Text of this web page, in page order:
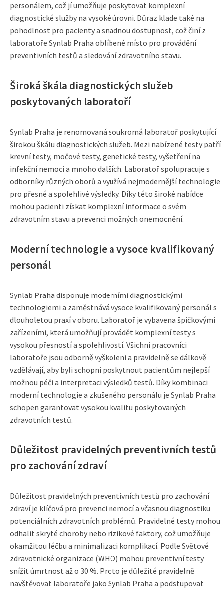
personálem, což jí umožňuje poskytovat komplexní
diagnostické služby na vysoké úrovni. Důraz klade také na
pohodlnost pro pacienty a snadnou dostupnost, což činí z
laboratoře Synlab Praha oblíbené místo pro provádění
preventivních testů a sledování zdravotního stavu.
Široká škála diagnostických služeb
poskytovaných laboratoří
Synlab Praha je renomovaná soukromá laboratoř poskytující
širokou škálu diagnostických služeb. Mezi nabízené testy patří
krevní testy, močové testy, genetické testy, vyšetření na
infekční nemoci a mnoho dalších. Laboratoř spolupracuje s
odborníky různých oborů a využívá nejmodernější technologie
pro přesné a spolehlivé výsledky. Díky této široké nabídce
mohou pacienti získat komplexní informace o svém
zdravotním stavu a prevenci možných onemocnění.
Moderní technologie a vysoce kvalifikovaný
personál
Synlab Praha disponuje moderními diagnostickými
technologiemi a zaměstnává vysoce kvalifikovaný personál s
dlouholetou praxí v oboru. Laboratoř je vybavena špičkovými
zařízeními, která umožňují provádět komplexní testy s
vysokou přesností a spolehlivostí. Všichni pracovníci
laboratoře jsou odborně vyškoleni a pravidelně se dálkově
vzdělávají, aby byli schopni poskytnout pacientům nejlepší
možnou péči a interpretaci výsledků testů. Díky kombinaci
moderní technologie a zkušeného personálu je Synlab Praha
schopen garantovat vysokou kvalitu poskytovaných
zdravotních testů.
Důležitost pravidelných preventivních testů
pro zachování zdraví
Důležitost pravidelných preventivních testů pro zachování
zdraví je klíčová pro prevenci nemocí a včasnou diagnostiku
potenciálních zdravotních problémů. Pravidelné testy mohou
odhalit skryté choroby nebo rizikové faktory, což umožňuje
okamžitou léčbu a minimalizaci komplikací. Podle Světové
zdravotnické organizace (WHO) mohou preventivní testy
snížit úmrtnost až o 30 %. Proto je důležité pravidelně
navštěvovat laboratoře jako Synlab Praha a podstupovat